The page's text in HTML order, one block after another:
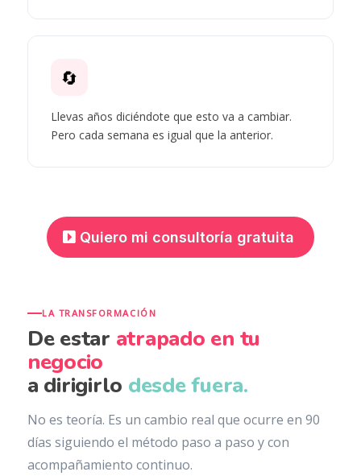
🔄
Llevas años diciéndote que esto va a cambiar.
Pero cada semana es igual que la anterior.
Quiero mi consultoría gratuita
LA TRANSFORMACIÓN
De estar atrapado en tu
negocio
a dirigirlo desde fuera.
No es teoría. Es un cambio real que ocurre en 90
días siguiendo el método paso a paso y con
acompañamiento continuo.